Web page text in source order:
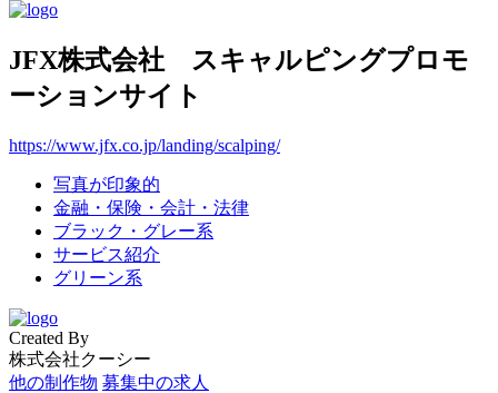
JFX株式会社 スキャルピングプロモ
ーションサイト
https://www.jfx.co.jp/landing/scalping/
写真が印象的
金融・保険・会計・法律
ブラック・グレー系
サービス紹介
グリーン系
Created By
株式会社クーシー
他の制作物 募集中の求人